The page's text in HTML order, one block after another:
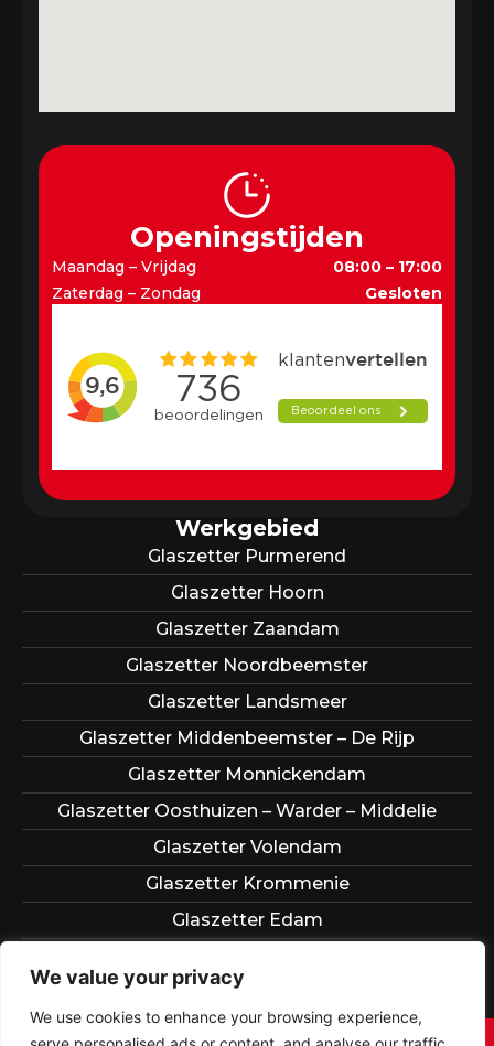
We value your privacy
We use cookies to enhance your browsing experience,
Openingstijden
Maandag – Vrijdag
08:00 – 17:00
Zaterdag – Zondag
Gesloten
Werkgebied
Glaszetter Purmerend
Glaszetter Hoorn
Glaszetter Zaandam
Glaszetter Noordbeemster
Glaszetter Landsmeer
Glaszetter Middenbeemster – De Rijp
Glaszetter Monnickendam
Glaszetter Oosthuizen – Warder – Middelie
Glaszetter Volendam
Glaszetter Krommenie
Glaszetter Edam